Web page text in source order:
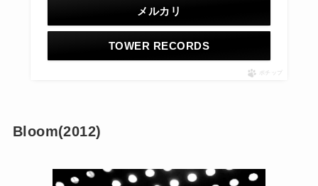
メルカリ
TOWER RECORDS
ポチップ
Bloom(2012)